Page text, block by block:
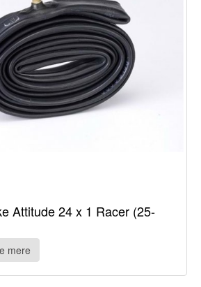
Attitude 24 x 1 Racer (25-
mere